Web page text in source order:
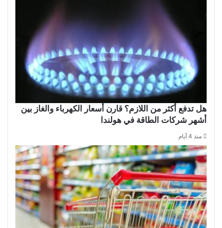
هل تدفع أكثر من اللازم؟ قارن أسعار الكهرباء والغاز بين
أشهر شركات الطاقة في هولندا
منذ 4 أيام